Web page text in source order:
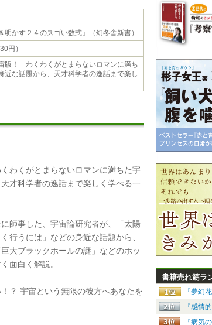
明かす２４のスゴい数式』（幻冬舎新書）
円）
版！ わくわくがとまらないロマンに満ち
近な話題から、天才科学者の逸話まで楽し
くがとまらないロマンに満ちた宇
才科学者の逸話まで楽しく学べる一
師事した、宇宙論研究者が、「太陽
行うには」などの身近な話題から、
大ブラックホールの謎」などのホッ
面白く解説。
？ 宇宙という無限の彼方へあなたを
書籍売れ筋ラ
『夢幻
『感情
『病気